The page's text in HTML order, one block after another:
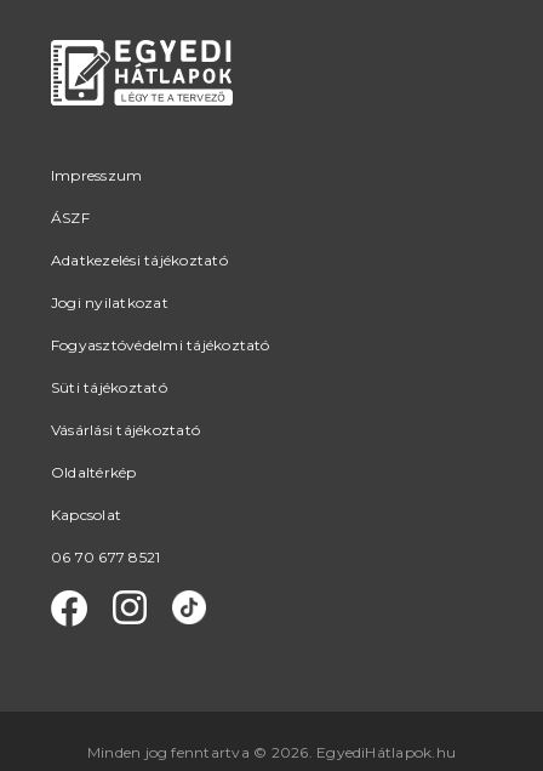
Impresszum
ÁSZF
Adatkezelési tájékoztató
Jogi nyilatkozat
Fogyasztóvédelmi tájékoztató
Süti tájékoztató
Vásárlási tájékoztató
Oldaltérkép
Kapcsolat
06 70 677 8521
Minden jog fenntartva © 2026. EgyediHátlapok.hu